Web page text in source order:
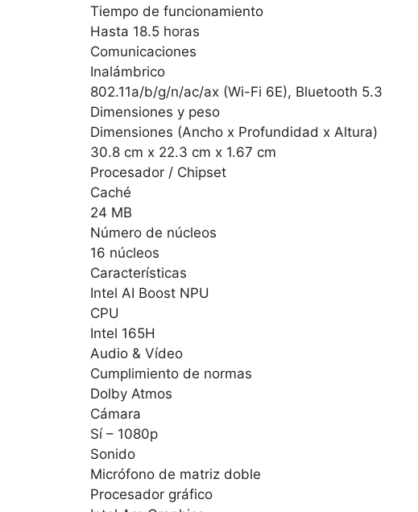
Tiempo de funcionamiento
Hasta 18.5 horas
Comunicaciones
Inalámbrico
802.11a/b/g/n/ac/ax (Wi-Fi 6E), Bluetooth 5.3
Dimensiones y peso
Dimensiones (Ancho x Profundidad x Altura)
30.8 cm x 22.3 cm x 1.67 cm
Procesador / Chipset
Caché
24 MB
Número de núcleos
16 núcleos
Características
Intel AI Boost NPU
CPU
Intel 165H
Audio & Vídeo
Cumplimiento de normas
Dolby Atmos
Cámara
Sí – 1080p
Sonido
Micrófono de matriz doble
Procesador gráfico